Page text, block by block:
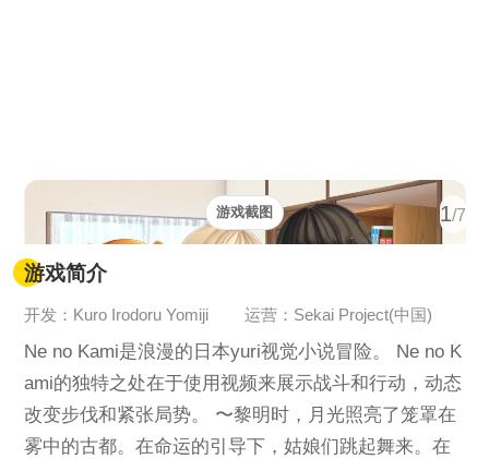
1/7
游戏截图
游戏简介
开发：Kuro Irodoru Yomiji 运营：Sekai Project(中国)
Ne no Kami是浪漫的日本yuri视觉小说冒险。 Ne no K
ami的独特之处在于使用视频来展示战斗和行动，动态
改变步伐和紧张局势。 〜黎明时，月光照亮了笼罩在
雾中的古都。在命运的引导下，姑娘们跳起舞来。在